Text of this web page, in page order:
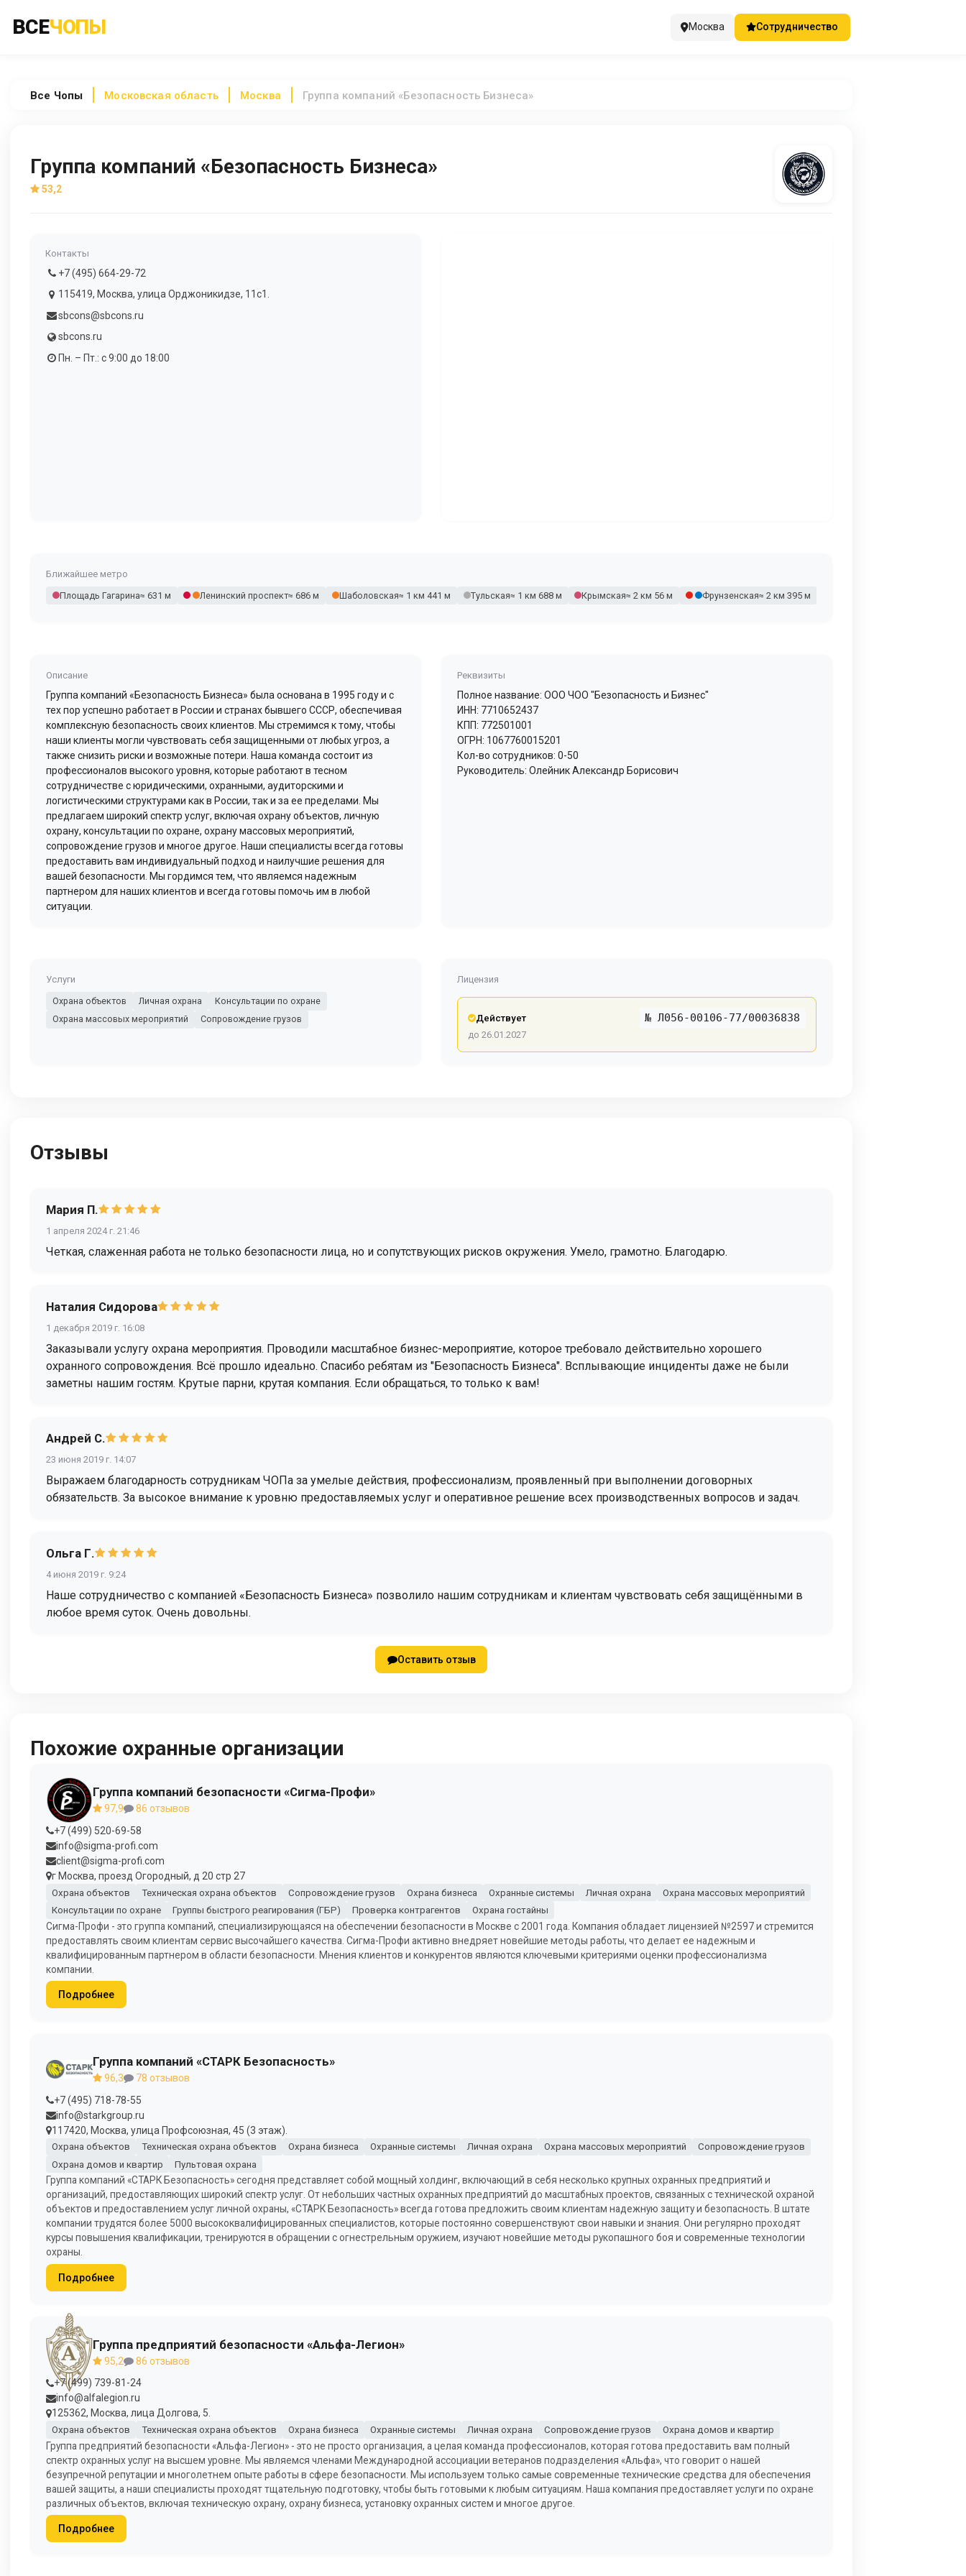
ВСЕЧОПЫ Москва Сотрудничество
Все Чопы Московская область Москва Группа компаний «Безопасность Бизнеса»
Группа компаний «Безопасность Бизнеса»
53,2
Контакты
+7 (495) 664-29-72
115419, Москва, улица Орджоникидзе, 11с1.
sbcons@sbcons.ru
sbcons.ru
Пн. – Пт.: с 9:00 до 18:00
Ближайшее метро
Площадь Гагарина≈ 631 м Ленинский проспект≈ 686 м Шаболовская≈ 1 км 441 м Тульская≈ 1 км 688 м Крымская≈ 2 км 56 м Фрунзенская≈ 2 км 395 м
Описание
Группа компаний «Безопасность Бизнеса» была основана в 1995 году и с
тех пор успешно работает в России и странах бывшего СССР, обеспечивая
комплексную безопасность своих клиентов. Мы стремимся к тому, чтобы
наши клиенты могли чувствовать себя защищенными от любых угроз, а
также снизить риски и возможные потери. Наша команда состоит из
профессионалов высокого уровня, которые работают в тесном
сотрудничестве с юридическими, охранными, аудиторскими и
логистическими структурами как в России, так и за ее пределами. Мы
предлагаем широкий спектр услуг, включая охрану объектов, личную
охрану, консультации по охране, охрану массовых мероприятий,
сопровождение грузов и многое другое. Наши специалисты всегда готовы
предоставить вам индивидуальный подход и наилучшие решения для
вашей безопасности. Мы гордимся тем, что являемся надежным
партнером для наших клиентов и всегда готовы помочь им в любой
ситуации.
Реквизиты
Полное название: ООО ЧОО "Безопасность и Бизнес"
ИНН: 7710652437
КПП: 772501001
ОГРН: 1067760015201
Кол-во сотрудников: 0-50
Руководитель: Олейник Александр Борисович
Услуги
Охрана объектов
Личная охрана
Консультации по охране
Охрана массовых мероприятий
Сопровождение грузов
Лицензия
Действует № Л056-00106-77/00036838
до 26.01.2027
Отзывы
Мария П.
1 апреля 2024 г. 21:46
Четкая, слаженная работа не только безопасности лица, но и сопутствующих рисков окружения. Умело, грамотно. Благодарю.
Наталия Сидорова
1 декабря 2019 г. 16:08
Заказывали услугу охрана мероприятия. Проводили масштабное бизнес-мероприятие, которое требовало действительно хорошего
охранного сопровождения. Всё прошло идеально. Спасибо ребятам из "Безопасность Бизнеса". Всплывающие инциденты даже не были
заметны нашим гостям. Крутые парни, крутая компания. Если обращаться, то только к вам!
Андрей С.
23 июня 2019 г. 14:07
Выражаем благодарность сотрудникам ЧОПа за умелые действия, профессионализм, проявленный при выполнении договорных
обязательств. За высокое внимание к уровню предоставляемых услуг и оперативное решение всех производственных вопросов и задач.
Ольга Г.
4 июня 2019 г. 9:24
Наше сотрудничество с компанией «Безопасность Бизнеса» позволило нашим сотрудникам и клиентам чувствовать себя защищёнными в
любое время суток. Очень довольны.
Оставить отзыв
Похожие охранные организации
Группа компаний безопасности «Сигма-Профи»
97,9
86 отзывов
+7 (499) 520-69-58
info@sigma-profi.com
client@sigma-profi.com
г Москва, проезд Огородный, д 20 стр 27
Охрана объектов Техническая охрана объектов Сопровождение грузов Охрана бизнеса Охранные системы Личная охрана
Охрана массовых мероприятий
Консультации по охране
Группы быстрого реагирования (ГБР) Проверка контрагентов Охрана гостайны
Сигма-Профи - это группа компаний, специализирующаяся на обеспечении безопасности в Москве с 2001 года. Компания обладает лицензией №2597 и стремится
предоставлять своим клиентам сервис высочайшего качества. Сигма-Профи активно внедряет новейшие методы работы, что делает ее надежным и
квалифицированным партнером в области безопасности. Мнения клиентов и конкурентов являются ключевыми критериями оценки профессионализма
компании.
Подробнее
Группа компаний «СТАРК Безопасность»
96,3
78 отзывов
+7 (495) 718-78-55
info@starkgroup.ru
117420, Москва, улица Профсоюзная, 45 (3 этаж).
Охрана объектов Техническая охрана объектов Охрана бизнеса Охранные системы Личная охрана Охрана массовых мероприятий
Сопровождение грузов
Охрана домов и квартир
Пультовая охрана
Группа компаний «СТАРК Безопасность» сегодня представляет собой мощный холдинг, включающий в себя несколько крупных охранных предприятий и
организаций, предоставляющих широкий спектр услуг. От небольших частных охранных предприятий до масштабных проектов, связанных с технической охраной
объектов и предоставлением услуг личной охраны, «СТАРК Безопасность» всегда готова предложить своим клиентам надежную защиту и безопасность. В штате
компании трудятся более 5000 высококвалифицированных специалистов, которые постоянно совершенствуют свои навыки и знания. Они регулярно проходят
курсы повышения квалификации, тренируются в обращении с огнестрельным оружием, изучают новейшие методы рукопашного боя и современные технологии
охраны.
Подробнее
Группа предприятий безопасности «Альфа-Легион»
95,2
86 отзывов
+7 (499) 739-81-24
info@alfalegion.ru
125362, Москва, лица Долгова, 5.
Охрана объектов Техническая охрана объектов Охрана бизнеса Охранные системы Личная охрана Сопровождение грузов Охрана домов и квартир
Группа предприятий безопасности «Альфа-Легион» - это не просто организация, а целая команда профессионалов, которая готова предоставить вам полный
спектр охранных услуг на высшем уровне. Мы являемся членами Международной ассоциации ветеранов подразделения «Альфа», что говорит о нашей
безупречной репутации и многолетнем опыте работы в сфере безопасности. Мы используем только самые современные технические средства для обеспечения
вашей защиты, а наши специалисты проходят тщательную подготовку, чтобы быть готовыми к любым ситуациям. Наша компания предоставляет услуги по охране
различных объектов, включая техническую охрану, охрану бизнеса, установку охранных систем и многое другое.
Подробнее